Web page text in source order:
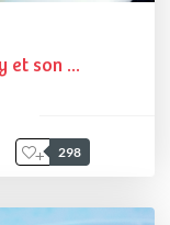
et son ...
298